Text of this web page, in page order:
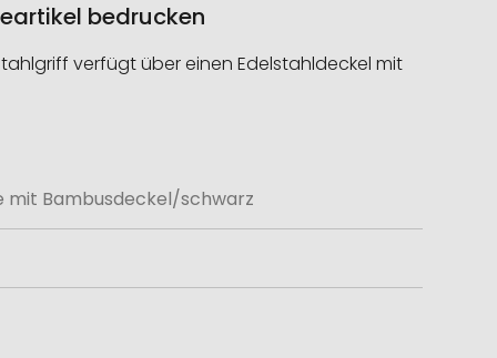
bedrucken
verfügt über einen Edelstahldeckel mit
mit Bambusdeckel/schwarz